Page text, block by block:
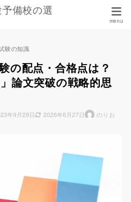
備校の選
験の知識
の配点・合格点は？
論文突破の戦略的思
年9月29日 2026年6月27日 のりお